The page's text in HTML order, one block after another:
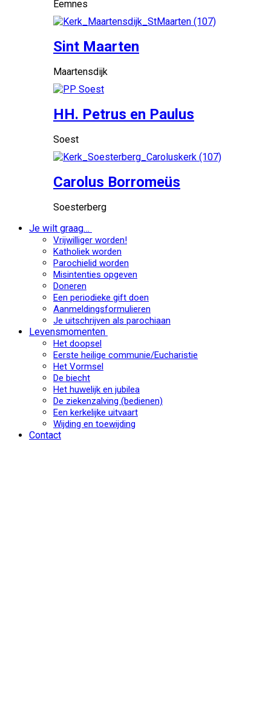
Eemnes
Sint Maarten
Maartensdijk
HH. Petrus en Paulus
Soest
Carolus Borromeüs
Soesterberg
Je wilt graag…
Vrijwilliger worden!
Katholiek worden
Parochielid worden
Misintenties opgeven
Doneren
Een periodieke gift doen
Aanmeldingsformulieren
Je uitschrijven als parochiaan
Levensmomenten
Het doopsel
Eerste heilige communie/Eucharistie
Het Vormsel
De biecht
Het huwelijk en jubilea
De ziekenzalving (bedienen)
Een kerkelijke uitvaart
Wijding en toewijding
Contact